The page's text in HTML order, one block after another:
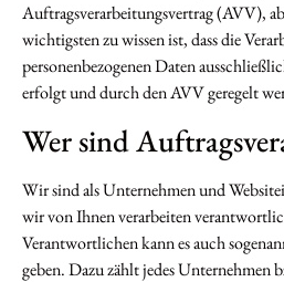
Auftragsverarbeitungsvertrag (AVV),
wichtigsten zu wissen ist, dass die
personenbezogenen Daten
erfolgt und durch den AVV geregelt
Wer sind
Wir sind als Unternehmen und
wir von Ihnen verarbeiten
Verantwortlichen kann es auch
geben. Dazu zählt jedes Unternehmen